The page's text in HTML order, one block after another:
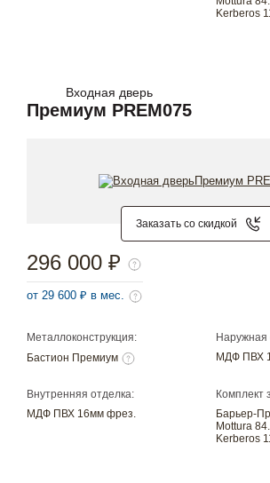
Kerberos
Входная дверь
Премиум PREM075
Заказать со скидкой
Металлоконструкция:
Бастион Премиум
Наружная
МДФ ПВХ
Внутренняя отделка:
МДФ ПВХ 16мм фрез.
Комплект
Барьер-
Mottura
Kerberos
296 000 ₽
от 29 600 ₽ в мес.